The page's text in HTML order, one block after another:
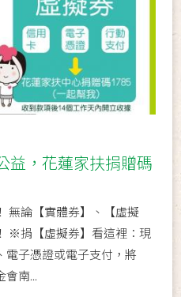
益，花蓮家扶捐贈碼
無論【實體券】、【虛擬
※捐【虛擬券】看這裡：現
電子憑證或電子支付，將
會南...